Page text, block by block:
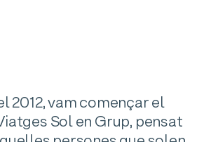
2012, vam començar el
Sol en Grup, pensat